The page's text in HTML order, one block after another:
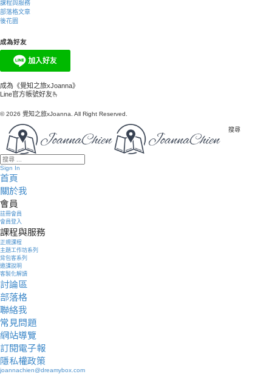
課程與服務
部落格文章
後花園
成為好友
成為《覺知之旅xJoanna》
Line官方帳號好友🫰
© 2026 覺知之旅xJoanna. All Right Reserved.
搜尋
Sign In
首頁
關於我
會員
註冊會員
會員登入
課程與服務
正規課程
主題工作坊系列
背包客系列
邀課說明
客製化解讀
討論區
部落格
聯絡我
常見問題
網站導覽
訂閱電子報
隱私權政策
joannachien@dreamybox.com